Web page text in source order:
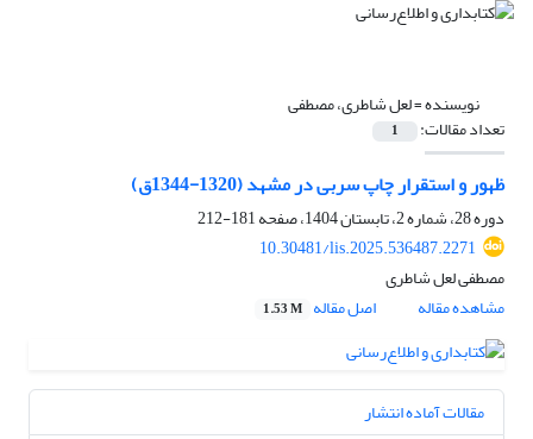
نویسنده =لعل شاطری، مصطفی
تعداد مقالات: 1
ظهور و استقرار چاپ سربی در مشهد (1320-1344ق)
دوره 28، شماره 2، تابستان 1404، صفحه
181-212
10.30481/lis.2025.536487.2271
مصطفی لعل شاطری
مشاهده مقاله
اصل مقاله 1.53 M
مقالات آماده انتشار